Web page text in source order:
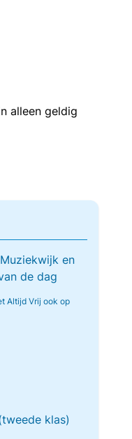
alleen geldig
en
de dag
Altijd Vrij ook op
klas)